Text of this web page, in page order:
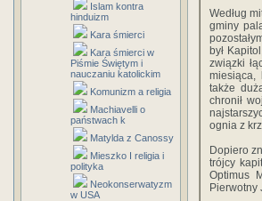
Islam kontra
hinduizm
Kara śmierci
Kara śmierci w
Piśmie Świętym i
nauczaniu katolickim
Komunizm a religia
Machiavelli o
państwach k
Matylda z Canossy
Mieszko I religia i
polityka
Neokonserwatyzm
w USA
Według
gminy
był
związki
miesiąca,
także
chronił
ognia z
Dopiero
trójcy
Optimus
Pierwotny